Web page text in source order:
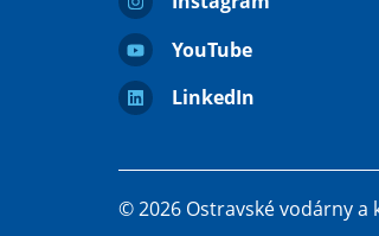
YouTube
LinkedIn
© 2026 Ostravské vodárny a